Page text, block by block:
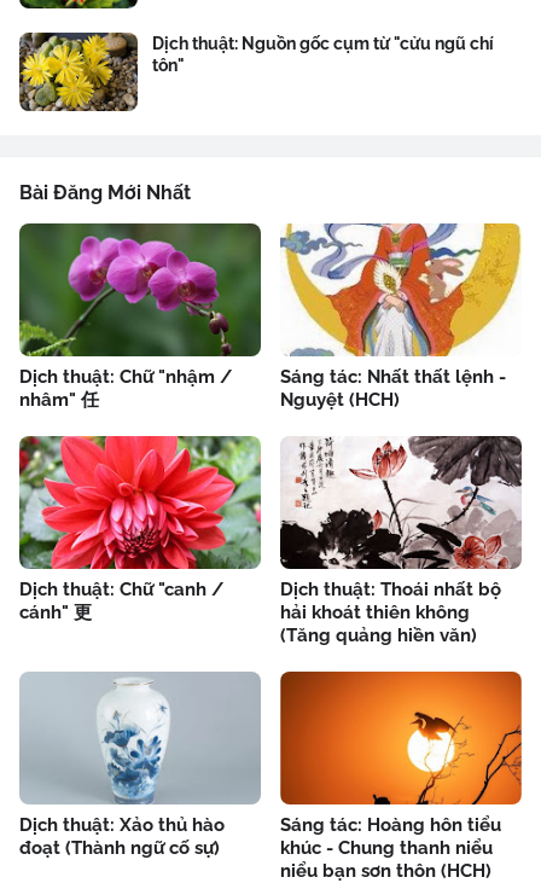
Dịch thuật: Nguồn gốc cụm từ "cửu ngũ chí
tôn"
Bài Đăng Mới Nhất
Dịch thuật: Chữ "nhậm /
nhâm" 任
Sáng tác: Nhất thất lệnh -
Nguyệt (HCH)
Dịch thuật: Chữ "canh /
cánh" 更
Dịch thuật: Thoái nhất bộ
hải khoát thiên không
(Tăng quảng hiền văn)
Dịch thuật: Xảo thủ hào
đoạt (Thành ngữ cố sự)
Sáng tác: Hoàng hôn tiểu
khúc - Chung thanh niểu
niểu bạn sơn thôn (HCH)